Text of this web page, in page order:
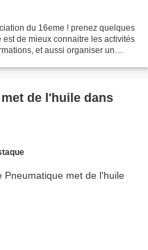
du 16eme ! prenez quelques
de mieux connaitre les activités
et aussi organiser un
de l'huile dans